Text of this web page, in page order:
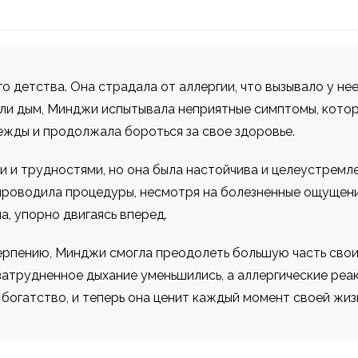
Она страдала от аллергии, что вызывало у
дым, Минджи испытывала неприятные симптомы,
и продолжала бороться за свое здоровье.
трудностями, но она была настойчива и
процедуры, несмотря на болезненные
упорно двигаясь вперед.
Минджи смогла преодолеть большую часть
дыхание уменьшились, а аллергические
и теперь она ценит каждый момент своей